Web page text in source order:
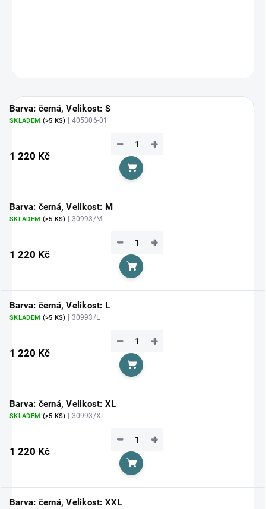
Barva: černá, Velikost: S
SKLADEM (>5 KS) | 405306-01
1 220 Kč
+
−
Do košíku
Barva: černá, Velikost: M
SKLADEM (>5 KS) | 30993/M
1 220 Kč
+
−
Do košíku
Barva: černá, Velikost: L
SKLADEM (>5 KS) | 30993/L
1 220 Kč
+
−
Do košíku
Barva: černá, Velikost: XL
SKLADEM (>5 KS) | 30993/XL
1 220 Kč
+
−
Do košíku
Barva: černá, Velikost: XXL